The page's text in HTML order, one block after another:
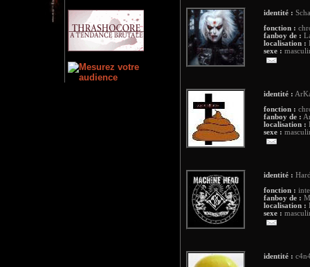
identité :
fonction :
fanboy de :
localisation :
sexe :
identité :
fonction :
fanboy de :
localisation :
sexe :
identité :
fonction :
fanboy de :
localisation :
sexe :
identité :